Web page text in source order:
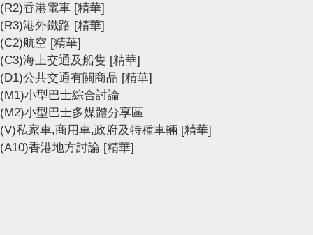
(R2)香港電車 [精華]
(R3)港外鐵路 [精華]
(C2)航空 [精華]
(C3)海上交通及船隻 [精華]
(D1)公共交通有關商品 [精華]
(M1)小型巴士綜合討論
(M2)小型巴士多媒體分享區
(V)私家車,商用車,政府及特種車輛 [精華]
(A10)香港地方討論 [精華]